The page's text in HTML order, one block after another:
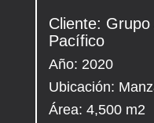
Cliente: Grupo
Pacífico
Año: 2020
Ubicación:
Área: 4,500 m2